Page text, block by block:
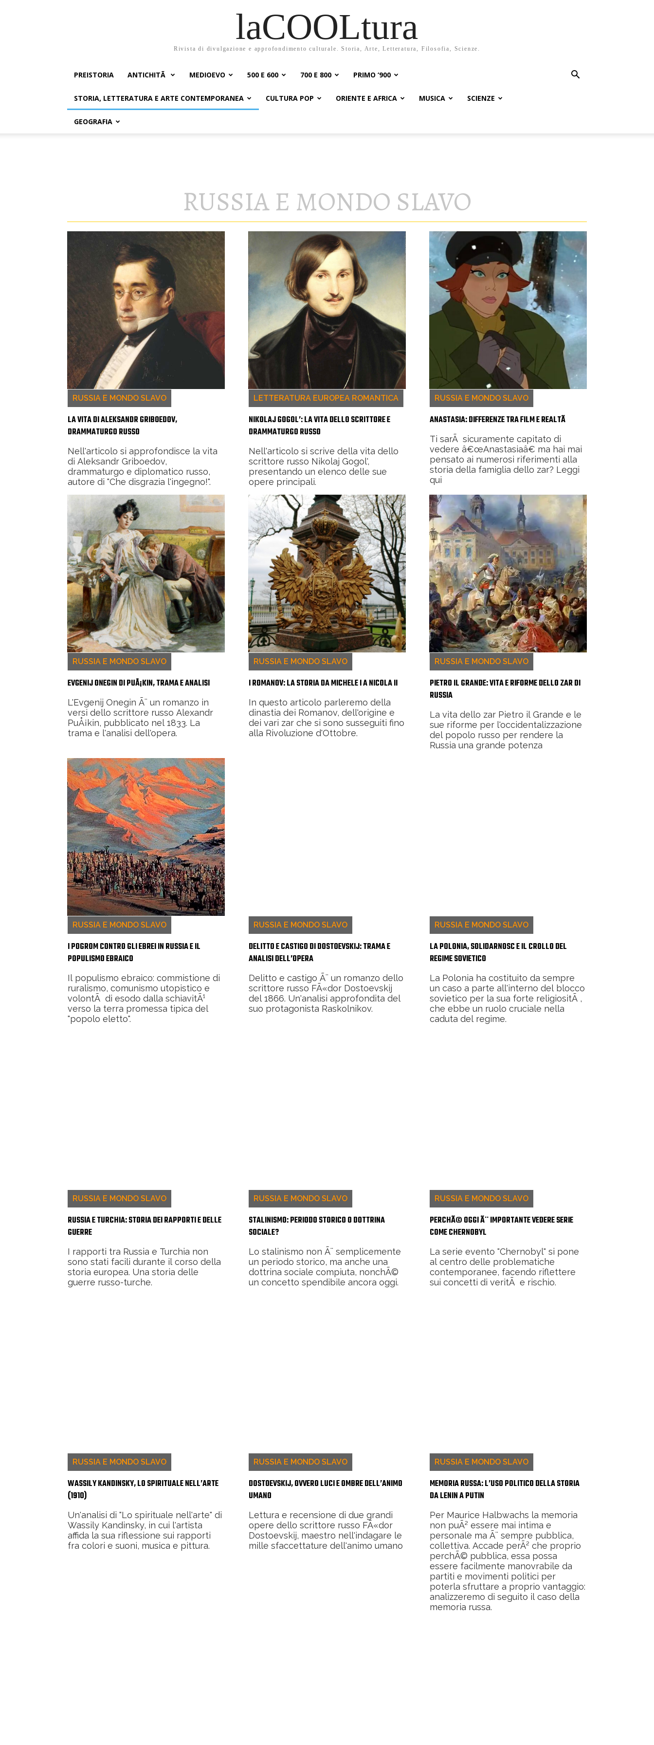
laCOOLtura
Rivista di divulgazione e approfondimento culturale. Storia, Arte, Letteratura, Filosofia, Scienze.
PREISTORIA ANTICHITÃ MEDIOEVO 500 E 600 700 E 800 PRIMO ‘900
STORIA, LETTERATURA E ARTE CONTEMPORANEA CULTURA POP ORIENTE E AFRICA MUSICA SCIENZE
GEOGRAFIA
RUSSIA E MONDO SLAVO
RUSSIA E MONDO SLAVO
LA VITA DI ALEKSANDR GRIBOEDOV,
DRAMMATURGO RUSSO
Nell'articolo si approfondisce la vita
di Aleksandr Griboedov,
drammaturgo e diplomatico russo,
autore di "Che disgrazia l'ingegno!".
LETTERATURA EUROPEA ROMANTICA
NIKOLAJ GOGOL’: LA VITA DELLO SCRITTORE E
DRAMMATURGO RUSSO
Nell'articolo si scrive della vita dello
scrittore russo Nikolaj Gogol',
presentando un elenco delle sue
opere principali.
RUSSIA E MONDO SLAVO
ANASTASIA: DIFFERENZE TRA FILM E REALTÃ
Ti sarÃ sicuramente capitato di
vedere â€œAnastasiaâ€ ma hai mai
pensato ai numerosi riferimenti alla
storia della famiglia dello zar? Leggi
qui
RUSSIA E MONDO SLAVO
EVGENIJ ONEGIN DI PUÅ¡KIN, TRAMA E ANALISI
L'Evgenij Onegin Ã¨ un romanzo in
versi dello scrittore russo Alexandr
PuÅ¡kin, pubblicato nel 1833. La
trama e l'analisi dell'opera.
RUSSIA E MONDO SLAVO
I ROMANOV: LA STORIA DA MICHELE I A NICOLA II
In questo articolo parleremo della
dinastia dei Romanov, dell'origine e
dei vari zar che si sono susseguiti fino
alla Rivoluzione d'Ottobre.
RUSSIA E MONDO SLAVO
PIETRO IL GRANDE: VITA E RIFORME DELLO ZAR DI
RUSSIA
La vita dello zar Pietro il Grande e le
sue riforme per l'occidentalizzazione
del popolo russo per rendere la
Russia una grande potenza
RUSSIA E MONDO SLAVO
I POGROM CONTRO GLI EBREI IN RUSSIA E IL
POPULISMO EBRAICO
Il populismo ebraico: commistione di
ruralismo, comunismo utopistico e
volontÃ di esodo dalla schiavitÃ¹
verso la terra promessa tipica del
"popolo eletto".
RUSSIA E MONDO SLAVO
DELITTO E CASTIGO DI DOSTOEVSKIJ: TRAMA E
ANALISI DELL’OPERA
Delitto e castigo Ã¨ un romanzo dello
scrittore russo FÃ«dor Dostoevskij
del 1866. Un'analisi approfondita del
suo protagonista Raskolnikov.
RUSSIA E MONDO SLAVO
LA POLONIA, SOLIDARNOSC E IL CROLLO DEL
REGIME SOVIETICO
La Polonia ha costituito da sempre
un caso a parte all'interno del blocco
sovietico per la sua forte religiositÃ ,
che ebbe un ruolo cruciale nella
caduta del regime.
RUSSIA E MONDO SLAVO
RUSSIA E TURCHIA: STORIA DEI RAPPORTI E DELLE
GUERRE
I rapporti tra Russia e Turchia non
sono stati facili durante il corso della
storia europea. Una storia delle
guerre russo-turche.
RUSSIA E MONDO SLAVO
STALINISMO: PERIODO STORICO O DOTTRINA
SOCIALE?
Lo stalinismo non Ã¨ semplicemente
un periodo storico, ma anche una
dottrina sociale compiuta, nonchÃ©
un concetto spendibile ancora oggi.
RUSSIA E MONDO SLAVO
PERCHÃ© OGGI Ã¨ IMPORTANTE VEDERE SERIE
COME CHERNOBYL
La serie evento "Chernobyl" si pone
al centro delle problematiche
contemporanee, facendo riflettere
sui concetti di veritÃ e rischio.
RUSSIA E MONDO SLAVO
WASSILY KANDINSKY, LO SPIRITUALE NELL’ARTE
(1910)
Un'analisi di "Lo spirituale nell'arte" di
Wassily Kandinsky, in cui l'artista
affida la sua riflessione sui rapporti
fra colori e suoni, musica e pittura.
RUSSIA E MONDO SLAVO
DOSTOEVSKIJ, OVVERO LUCI E OMBRE DELL’ANIMO
UMANO
Lettura e recensione di due grandi
opere dello scrittore russo FÃ«dor
Dostoevskij, maestro nell'indagare le
mille sfaccettature dell'animo umano
RUSSIA E MONDO SLAVO
MEMORIA RUSSA: L’USO POLITICO DELLA STORIA
DA LENIN A PUTIN
Per Maurice Halbwachs la memoria
non puÃ² essere mai intima e
personale ma Ã¨ sempre pubblica,
collettiva. Accade perÃ² che proprio
perchÃ© pubblica, essa possa
essere facilmente manovrabile da
partiti e movimenti politici per
poterla sfruttare a proprio vantaggio:
analizzeremo di seguito il caso della
memoria russa.